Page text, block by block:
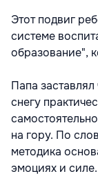
Этот подвиг
системе
образование",
Папа
снегу
на гору. По
методика
эмоциях и